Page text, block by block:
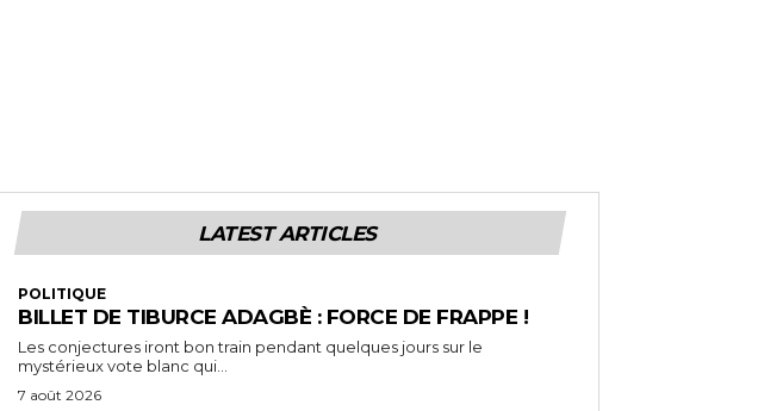
LATEST ARTICLES
POLITIQUE
BILLET DE TIBURCE ADAGBÈ : FORCE DE FRAPPE !
Les conjectures iront bon train pendant quelques jours sur le
mystérieux vote blanc qui...
7 août 2026